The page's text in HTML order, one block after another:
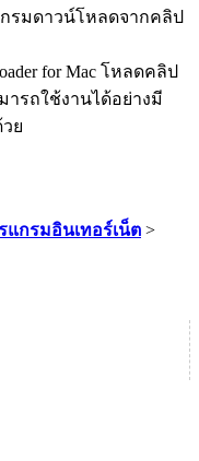
for Mac โหลดคลิป
ารถใช้งานได้อย่างมี
ย
แกรมอินเทอร์เน็ต >